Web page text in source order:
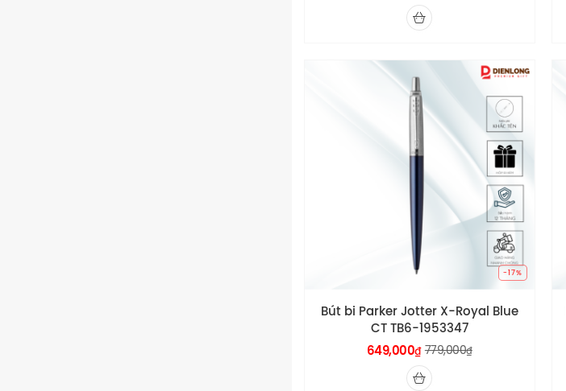
Bút bi Parker Jotter X-Royal Blue
CT TB6-1953347
779,000₫
649,000₫
-17%